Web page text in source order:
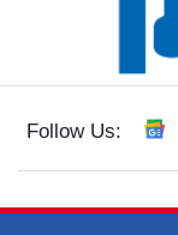
Follow Us: